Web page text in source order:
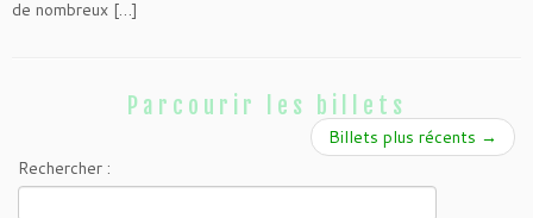
de nombreux […]
Parcourir les billets
Billets plus récents →
Rechercher :